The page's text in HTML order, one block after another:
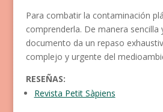
Para combatir la contaminación
comprenderla. De manera sencilla
documento da un repaso
complejo y urgente del
RESEÑAS:
Revista Petit Sàpiens